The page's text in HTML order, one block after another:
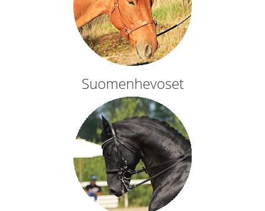
Suomenhevoset